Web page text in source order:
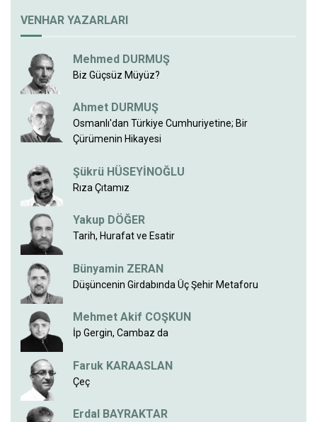
VENHAR YAZARLARI
Mehmed DURMUŞ
Biz Güçsüz Müyüz?
Ahmet DURMUŞ
Osmanlı'dan Türkiye Cumhuriyetine; Bir
Çürümenin Hikayesi
Şükrü HÜSEYİNOĞLU
Rıza Çıtamız
Yakup DÖĞER
Tarih, Hurafat ve Esatir
Bünyamin ZERAN
Düşüncenin Girdabında Üç Şehir Metaforu
Mehmet Akif COŞKUN
İp Gergin, Cambaz da
Faruk KARAASLAN
Çeç
Erdal BAYRAKTAR